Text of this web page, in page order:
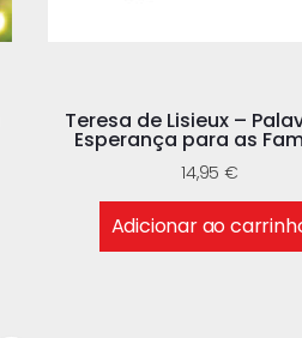
Teresa de Lisieux –
Esperança para as
14,95 €
Adicionar ao